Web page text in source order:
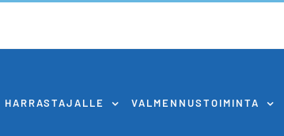
HARRASTAJALLE VALMENNUSTOIMINTA